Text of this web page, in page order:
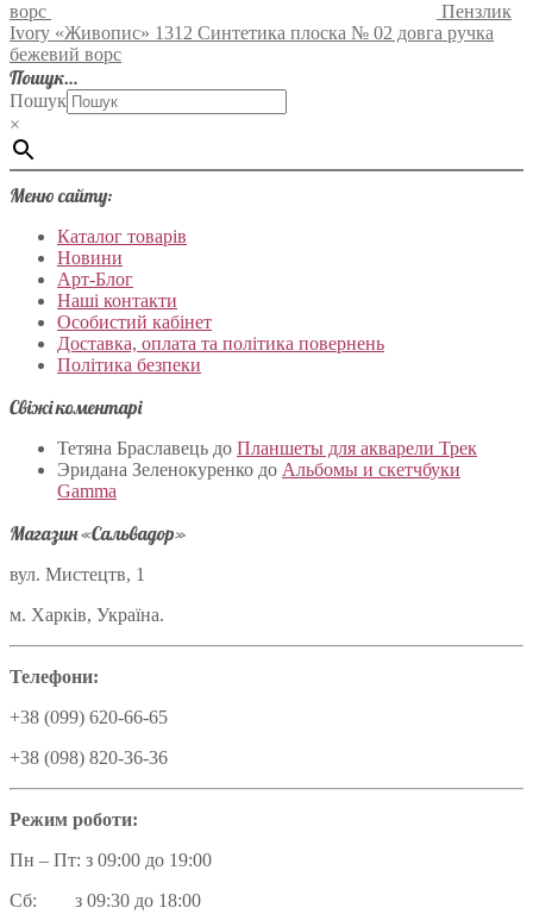
ворс
Пензлик
Ivory «Живопис» 1312 Синтетика плоска № 02 довга ручка
бежевий ворс
Пошук…
Пошук
×
Меню сайту:
Каталог товарів
Новини
Арт-Блог
Наші контакти
Особистий кабінет
Доставка, оплата та політика повернень
Політика безпеки
Свіжі коментарі
Тетяна Браславець до Планшеты для акварели Трек
Эридана Зеленокуренко до Альбомы и скетчбуки
Gamma
Магазин «Сальвадор»
вул. Мистецтв, 1
м. Харків, Україна.
Телефони:
+38 (099) 620-66-65
+38 (098) 820-36-36
Режим роботи:
Пн – Пт: з 09:00 до 19:00
Сб: з 09:30 до 18:00